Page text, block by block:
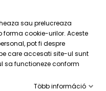
sau prelucreaza
forma cookie-urilor. Aceste
pot fi despre
care accesati site-ul sunt
sa functioneze conform
Több információ